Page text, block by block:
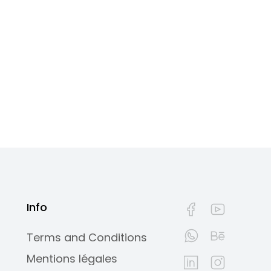
Info
Terms and Conditions
Mentions légales